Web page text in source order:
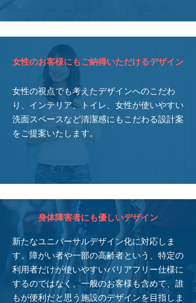
女性のお客様にもご納得いただけるデザイン
女性の視点でも考えたデザインへのこだわ
り、インテリア、トイレ、女性が使いやすい
洗面スペースなど清潔感にもこだわる設計案
をご提案いたします。
身体障害者にも優しいデザイン
​新たなユニバーサルデザイン化に対応しま
す。障がい者や一部の高齢者という、特定の
利用者だけが使いやすいバリアフリー仕様に
するのではなく、一般のお客様も含めて、誰
もが便利だと思う施設のデザインを目指しま